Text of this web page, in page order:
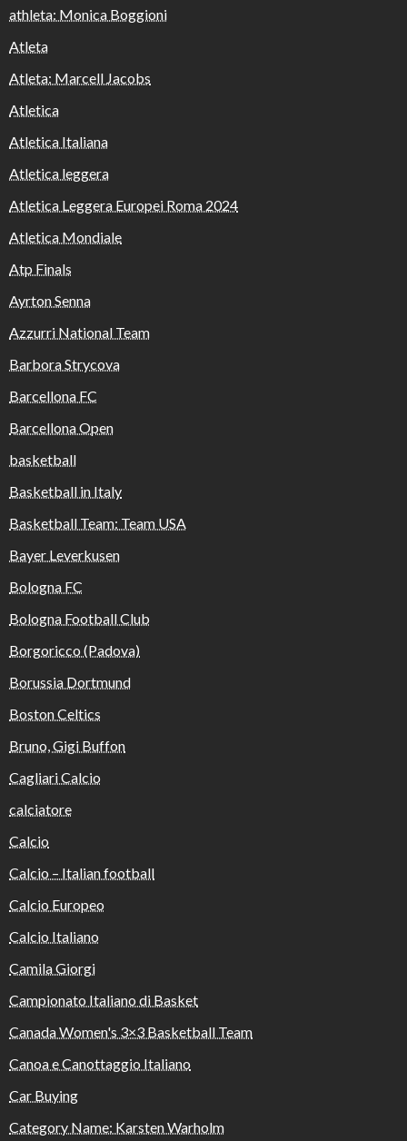
athleta: Monica Boggioni
Atleta
Atleta: Marcell Jacobs
Atletica
Atletica Italiana
Atletica leggera
Atletica Leggera Europei Roma 2024
Atletica Mondiale
Atp Finals
Ayrton Senna
Azzurri National Team
Barbora Strycova
Barcellona FC
Barcellona Open
basketball
Basketball in Italy
Basketball Team: Team USA
Bayer Leverkusen
Bologna FC
Bologna Football Club
Borgoricco (Padova)
Borussia Dortmund
Boston Celtics
Bruno, Gigi Buffon
Cagliari Calcio
calciatore
Calcio
Calcio – Italian football
Calcio Europeo
Calcio Italiano
Camila Giorgi
Campionato Italiano di Basket
Canada Women's 3×3 Basketball Team
Canoa e Canottaggio Italiano
Car Buying
Category Name: Karsten Warholm